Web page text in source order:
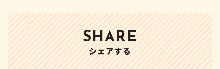
SHARE
シェアする